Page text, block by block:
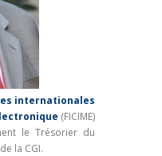
internationales
(FICIME)
le Trésorier du
la CGI.